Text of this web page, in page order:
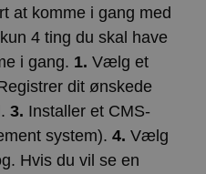
at komme i gang med
4 ting du skal have
i gang. 1. Vælg et
dit ønskede
3. Installer et CMS-
system). 4. Vælg
Hvis du vil se en